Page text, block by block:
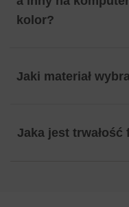
kolor?
Jaki materiał
Jaka jest trwałość